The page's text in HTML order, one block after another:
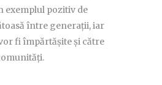
exemplul pozitiv de
între generații, iar
fi împărtășite și către